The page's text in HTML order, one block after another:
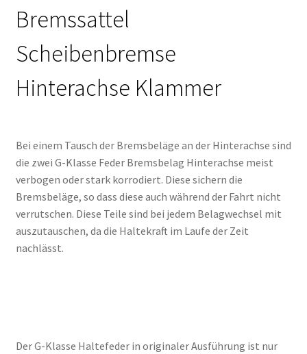
Bremssattel
Scheibenbremse
Hinterachse Klammer
Bei einem Tausch der Bremsbeläge an der Hinterachse sind
die zwei G-Klasse Feder Bremsbelag Hinterachse meist
verbogen oder stark korrodiert. Diese sichern die
Bremsbeläge, so dass diese auch während der Fahrt nicht
verrutschen. Diese Teile sind bei jedem Belagwechsel mit
auszutauschen, da die Haltekraft im Laufe der Zeit
nachlässt.
Der G-Klasse Haltefeder in originaler Ausführung ist nur